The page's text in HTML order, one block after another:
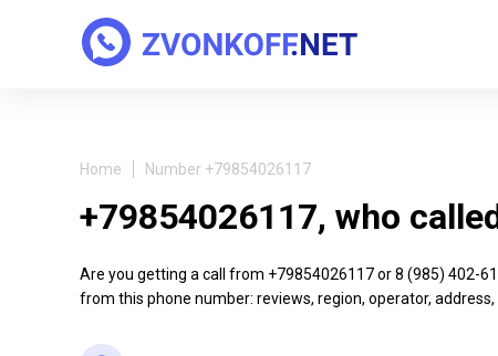
Home Number +79854026117
+79854026117, who
Are you getting a call from +79854026117 or 8 (985) 402-
from this phone number: reviews, region, operator,